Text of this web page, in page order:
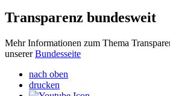
Transparenz bundesweit
Mehr Informationen zum Thema
unsererBundesseite
nach oben
drucken